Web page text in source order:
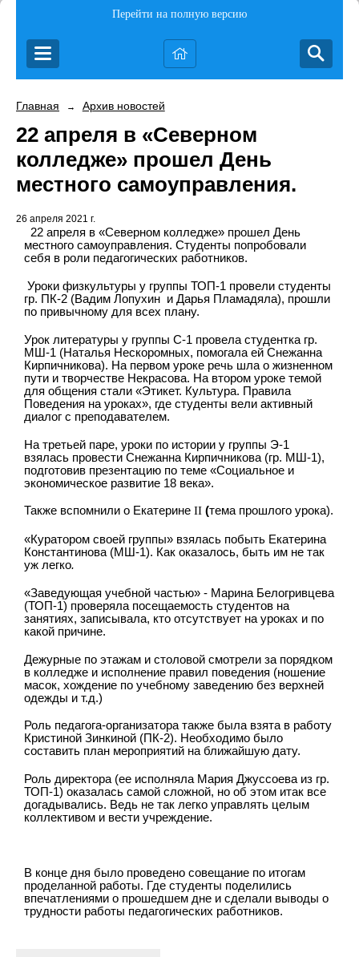
Перейти на полную версию
Главная → Архив новостей
22 апреля в «Северном
колледже» прошел День
местного самоуправления.
26 апреля 2021 г.
22 апреля в «Северном колледже» прошел День
местного самоуправления. Студенты попробовали
себя в роли педагогических работников.
Уроки физкультуры у группы ТОП-1 провели студенты
гр. ПК-2 (Вадим Лопухин и Дарья Пламадяла), прошли
по привычному для всех плану.
Урок литературы у группы С-1 провела студентка гр.
МШ-1 (Наталья Нескоромных, помогала ей Снежанна
Кирпичникова). На первом уроке речь шла о жизненном
пути и творчестве Некрасова. На втором уроке темой
для общения стали «Этикет. Культура. Правила
Поведения на уроках», где студенты вели активный
диалог с преподавателем.
На третьей паре, уроки по истории у группы Э-1
взялась провести Снежанна Кирпичникова (гр. МШ-1),
подготовив презентацию по теме «Социальное и
экономическое развитие 18 века».
Также вспомнили о Екатерине II (тема прошлого урока).
«Куратором своей группы» взялась побыть Екатерина
Константинова (МШ-1). Как оказалось, быть им не так
уж легко.
«Заведующая учебной частью» - Марина Белогривцева
(ТОП-1) проверяла посещаемость студентов на
занятиях, записывала, кто отсутствует на уроках и по
какой причине.
Дежурные по этажам и столовой смотрели за порядком
в колледже и исполнение правил поведения (ношение
масок, хождение по учебному заведению без верхней
одежды и т.д.)
Роль педагога-организатора также была взята в работу
Кристиной Зинкиной (ПК-2). Необходимо было
составить план мероприятий на ближайшую дату.
Роль директора (ее исполняла Мария Джуссоева из гр.
ТОП-1) оказалась самой сложной, но об этом итак все
догадывались. Ведь не так легко управлять целым
коллективом и вести учреждение.
В конце дня было проведено совещание по итогам
проделанной работы. Где студенты поделились
впечатлениями о прошедшем дне и сделали выводы о
трудности работы педагогических работников.